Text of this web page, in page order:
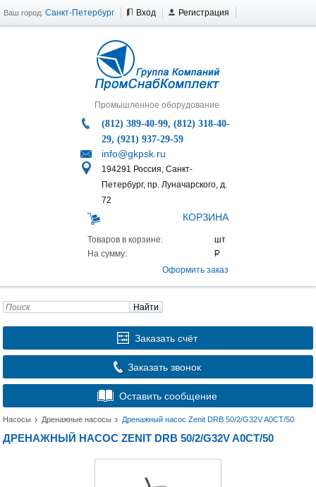
Ваш город: Санкт-Петербург Вход Регистрация
Промышленное оборудование
(812) 389-40-99, (812) 318-40-
29, (921) 937-29-59
info@gkpsk.ru
194291 Россия, Санкт-
Петербург, пр. Луначарского, д.
72
КОРЗИНА
Товаров в корзине:
На сумму:
Оформить заказ
Найти
Заказать счёт
Заказать звонок
Оставить сообщение
Насосы Дренажные насосы Дренажный насос Zenit DRB 50/2/G32V A0CT/50
ДРЕНАЖНЫЙ НАСОС ZENIT DRB 50/2/G32V A0CT/50